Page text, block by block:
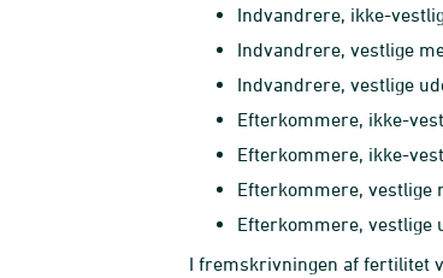
Indvandrere, ikke-
Indvandrere, vestlige
Indvandrere, vestlige
Efterkommere, ikke-
Efterkommere, ikke-
Efterkommere, vestlige
Efterkommere, vestlige
I fremskrivningen af fertilitet